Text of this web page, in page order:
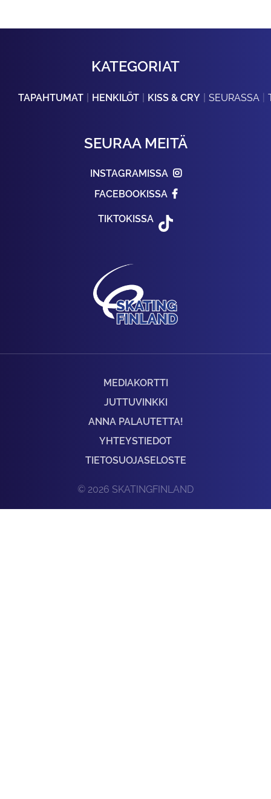
KATEGORIAT
TAPAHTUMAT HENKILÖT KISS & CRY SEURASSA
SEURAA MEITÄ
INSTAGRAMISSA
FACEBOOKISSA
TIKTOKISSA
MEDIAKORTTI
JUTTUVINKKI
ANNA PALAUTETTA!
YHTEYSTIEDOT
TIETOSUOJASELOSTE
© 2026 SKATINGFINLAND